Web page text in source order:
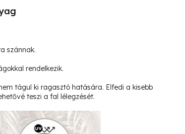
szánnak.
rendelkezik.
tágul ki ragasztó hatására. Elfedi a kisebb
teszi a fal lélegzését.